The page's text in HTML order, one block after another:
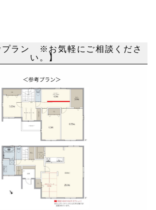
プラン ※お気軽にご相談くださ
い。】